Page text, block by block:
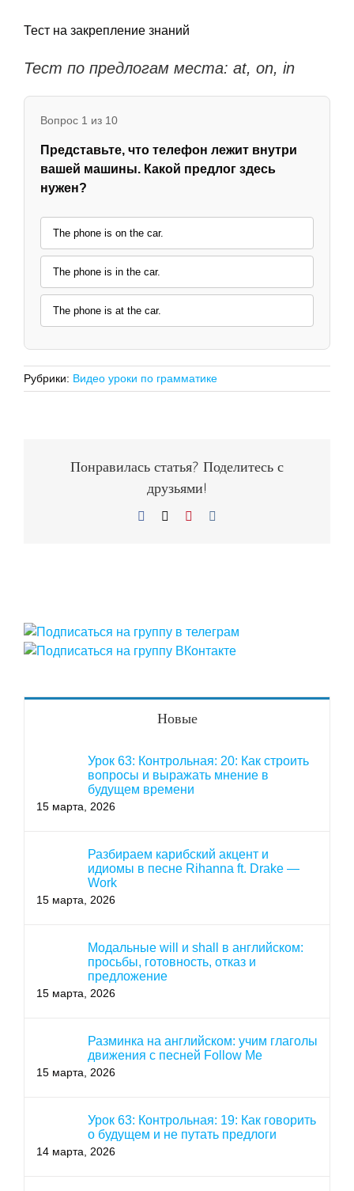
Тест на закрепление знаний
Тест по предлогам места: at, on, in
Вопрос 1 из 10
Представьте, что телефон лежит внутри
вашей машины. Какой предлог здесь
нужен?
The phone is on the car.
The phone is in the car.
The phone is at the car.
Рубрики: Видео уроки по грамматике
Понравилась статья? Поделитесь с
друзьями!
Facebook Pinterest
Новые
Урок 63: Контрольная: 20: Как строить
вопросы и выражать мнение в
будущем времени
15 марта, 2026
Разбираем карибский акцент и
идиомы в песне Rihanna ft. Drake —
Work
15 марта, 2026
Модальные will и shall в английском:
просьбы, готовность, отказ и
предложение
15 марта, 2026
Разминка на английском: учим глаголы
движения с песней Follow Me
15 марта, 2026
Урок 63: Контрольная: 19: Как говорить
о будущем и не путать предлоги
14 марта, 2026